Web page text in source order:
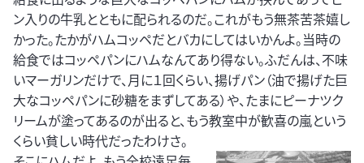
ン入りの牛乳とともに配られるのだ。これがもう無茶苦茶嬉し
かった。たかがハムコッペだとバカにしてはいかんよ。当時の
給食ではコッペパンにハムなんてあり得ない。ふだんは、不味
いマーガリンだけで、月に１回くらい、揚げパン（油で揚げた巨
大なコッペパンに砂糖をまずしてある）や、たまにピーナツク
リームが塗ってあるのが出ると、もう教室中が歓喜の嵐という
くらい貧しい時代だったわけさ。